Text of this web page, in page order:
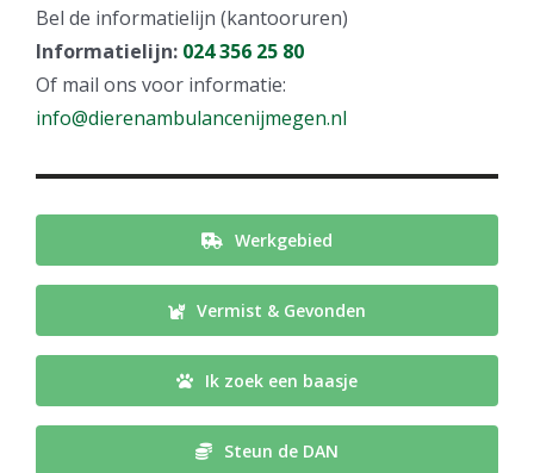
Bel de informatielijn (kantooruren)
Informatielijn: 024 356 25 80
Of mail ons voor informatie:
info@dierenambulancenijmegen.nl
Werkgebied
Vermist & Gevonden
Ik zoek een baasje
Steun de DAN